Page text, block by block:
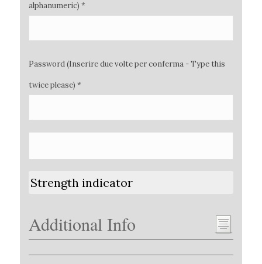
alphanumeric) *
Password (Inserire due volte per conferma - Type this
twice please) *
Strength indicator
Additional Info